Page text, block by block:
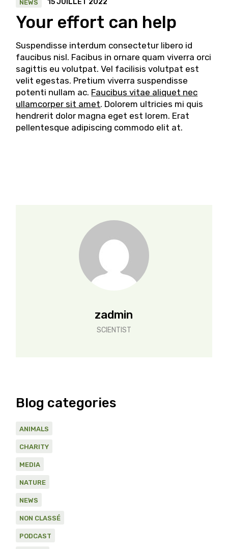
NEWS 15 JUILLET 2022
Your effort can help
Suspendisse interdum consectetur libero id
faucibus nisl. Facibus in ornare quam viverra orci
sagittis eu volutpat. Vel facilisis volutpat est
velit egestas. Pretium viverra suspendisse
potenti nullam ac. Faucibus vitae aliquet nec
ullamcorper sit amet. Dolorem ultricies mi quis
hendrerit dolor magna eget est lorem. Erat
pellentesque adipiscing commodo elit at.
zadmin
SCIENTIST
Blog categories
ANIMALS
CHARITY
MEDIA
NATURE
NEWS
NON CLASSÉ
PODCAST